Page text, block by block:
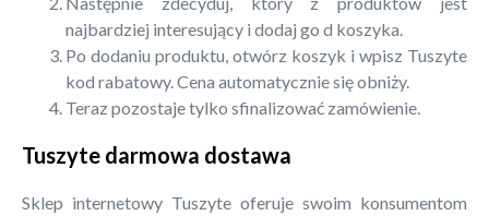
najbardziej interesujący i dodaj go d koszyka.
Po dodaniu produktu, otwórz koszyk i wpisz Tuszyte
kod rabatowy. Cena automatycznie się obniży.
Teraz pozostaje tylko sfinalizować zamówienie.
Tuszyte darmowa dostawa
Sklep internetowy Tuszyte oferuje swoim konsumentom